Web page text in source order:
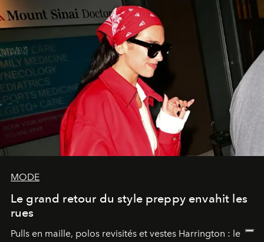
MODE
Le grand retour du style preppy envahit les
rues
Pulls en maille, polos revisités et vestes Harrington : le